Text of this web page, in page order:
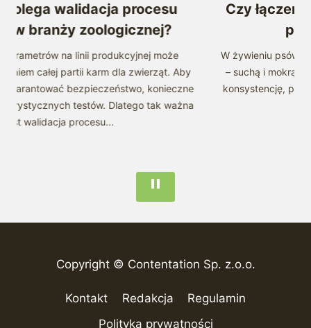
walidacja procesu
branży zoologicznej?
na linii produkcyjnej może
całej partii karm dla zwierząt. Aby
bezpieczeństwo, konieczne
testów. Dlatego tak ważna
walidacja procesu...
Czy łączenie
W żywieniu psów
– suchą i mokrą.
konsystencję, przez
Copyright © Contentation Sp. z.o.o.
Kontakt Redakcja
Regulamin
Polityka prywatności